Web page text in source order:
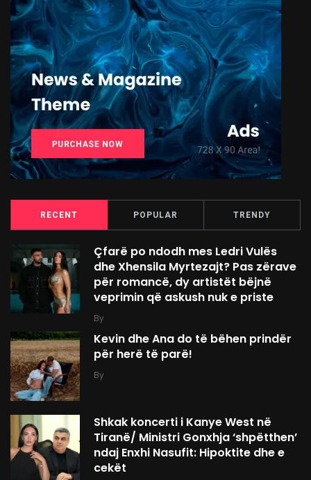
RECENT POPULAR TRENDY
Çfarë po ndodh mes Ledri Vulës
dhe Xhensila Myrtezajt? Pas zërave
për romancë, dy artistët bëjnë
veprimin që askush nuk e priste
By
Kevin dhe Ana do të bëhen prindër
për herë të parë!
By
Shkak koncerti i Kanye West në
Tiranë/ Ministri Gonxhja ‘shpëtthen’
ndaj Enxhi Nasufit: Hipoktite dhe e
cekët